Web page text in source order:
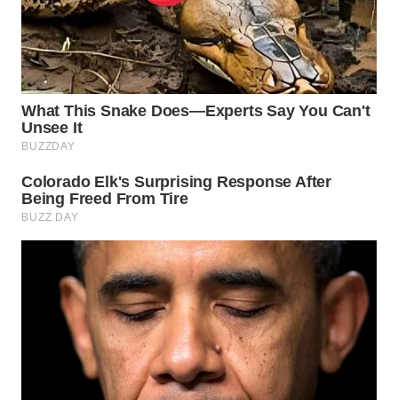
WN
KEPULAUAN
SERIBU
WN
TANGERANG
BINJAI
WN
CIREBON
WN
INDRAMAYU
KUNINGAN